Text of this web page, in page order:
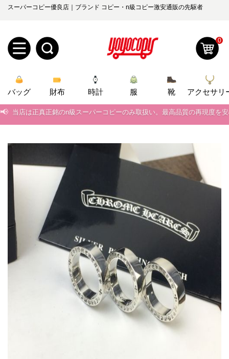
スーパーコピー優良店｜ブランド コピー・n級コピー激安通販の先駆者
規
ユ
ザ
ー
登
ロ
グ
ン
管
せ
yoyocopys@gmail.com
2026人気特集
衣装セット
住まい用品
アクセサリー
スカーフ
アイフォーンケ
0
バッグ 財布 時計 服 靴
アクセサリ
📢 新作入荷！ルイ・ヴィトンスーパーコピー バッグ最新モデルが登場。
当店は正真正銘のn級スーパーコピーのみ取扱い。最高品質の再現度を
2026春の新作続々更新中！期間中のご注文でお得な割引をご利用いただ
新作入荷！ルイ・ヴィトンスーパーコピー バッグ最新モデルが登場。